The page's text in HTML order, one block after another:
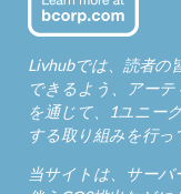
Livhubでは、読者の
できるよう、アー
を通じて、1ユニー
する取り組みを行っ
当サイトは、サーバ